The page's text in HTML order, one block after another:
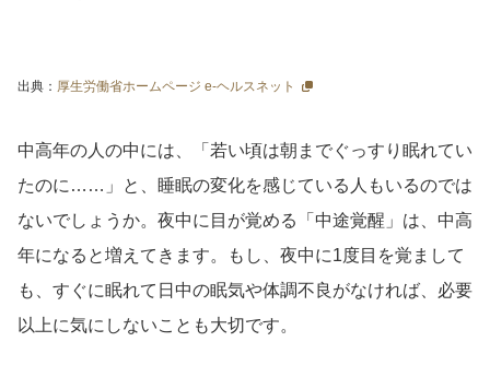
出典： 厚生労働省ホームページ e-ヘルスネット
中高年の人の中には、「若い頃は朝までぐっすり眠れてい
たのに……」と、睡眠の変化を感じている人もいるのでは
ないでしょうか。夜中に目が覚める「中途覚醒」は、中高
年になると増えてきます。もし、夜中に1度目を覚まして
も、すぐに眠れて日中の眠気や体調不良がなければ、必要
以上に気にしないことも大切です。